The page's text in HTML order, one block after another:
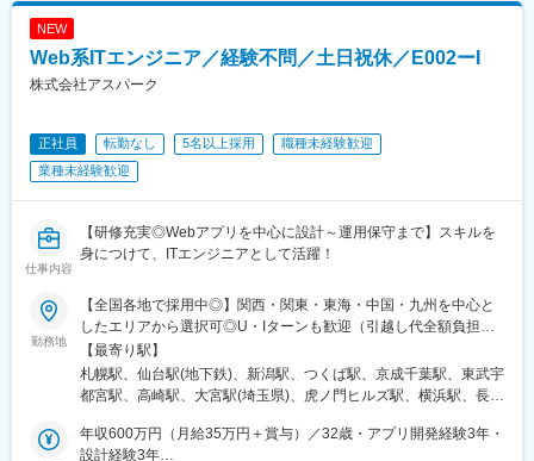
羽駅、峰駅、陸前落合駅、センター南駅、北四番丁駅、稲永駅、
岡本駅(栃木県)、笠寺駅、村井駅、茅野駅、本山駅(愛知県)、さが
駅、松江駅、伊賀屋駅、弥生が丘駅、宮崎駅、南鹿児島駅、さっ
ぽろ駅、青葉通一番町駅、千葉駅、虎ノ門駅、神奈川駅、市役所
前駅(長野県)、新静岡駅、第一通り駅、近鉄名古屋駅、金沢駅、中
崎町駅、オークスカナルパークホテル富山前、四条駅(京都市営)、
神戸三宮駅(阪神)、姫路駅、岡山駅前駅、胡町駅、高松築港駅、天
神南駅、辛島町駅、南公園駅、湊川駅、小路駅、常盤駅(岡山県)、
之島駅、なにわ橋駅、甘木駅(甘木鉄道線)、住之江公園駅、上前津
駅、久屋大通駅、平沼橋駅、国道駅、蒔田駅、赤羽岩淵駅、セン
ター北駅、勾当台公園駅、本笠寺駅、自由ケ丘駅(愛知県)、出島
駅、北１２条駅、あおば通駅、新千葉駅、神谷町駅、新高島駅、
日吉町駅、新浜松駅、名鉄名古屋駅、梅田駅(地下鉄)、富山駅、京
駅、西辛島町駅、市民広場駅、三滝駅、舟入本町駅、花田口駅、
NEW
Web系ITエンジニア／経験不問／土日祝休／E002ーI
株式会社アスパーク
正社員 転勤なし 5名以上採用
職種未経験歓迎
業種未経験歓迎
仕事内容
【研修充実◎Webアプリを中心に設計～運用保守まで】スキルを
身につけて、ITエンジニアとして活躍！
勤務地
【全国各地で採用中◎】関西・関東・東海・中国・九州を中心と
したエリアから選択可◎U・Iターンも歓迎（引越し代全額負担な
ど制度も完備！）◎プロジェクトにより、一部完全在宅／リモー
ト業務もあります。■関西エリア（大阪、京都、兵庫、奈良、和歌
山、滋賀）■関東エリア（東京、神奈川、千葉、埼玉、栃木、つく
（広島、岡山、松山など）■九州エリア（福岡、熊本など）のプロ
ジェクト先◎転居を伴う転勤は、基本的には本人が希望する場合
【最寄り駅】
札幌駅、仙台駅(地下鉄)、新潟駅、つくば駅、京成千葉駅、東武宇
都宮駅、高崎駅、大宮駅(埼玉県)、虎ノ門ヒルズ駅、横浜駅、長野
線)、インテック本社前駅、烏丸駅、三宮駅(神戸新交通)、山陽姫
年収600万円（月給35万円＋賞与）／32歳・アプリ開発経験3年・
設計経験3年